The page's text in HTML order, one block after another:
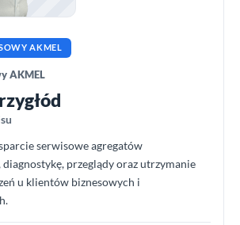
AKMEL
AKMEL
serwisowe agregatów
przeglądy oraz utrzymanie
u klientów biznesowych i